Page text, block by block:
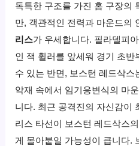
독특한 구조를 가진 홈 구장의
만, 객관적인 전력과 마운드의
리스가 우세합니다. 필라델피
인 잭 휠러를 앞세워 경기 초
수 있는 반면, 보스턴 레드삭스
악재 속에서 임기응변식의 마
니다. 최근 공격진의 자신감이
리스 타선이 보스턴 레드삭스
게 몰아붙일 가능성이 큽니다.